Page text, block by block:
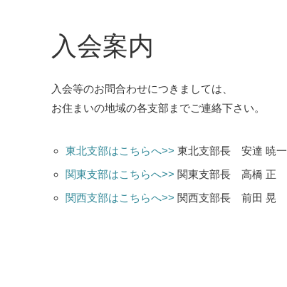
入会案内
入会等のお問合わせにつきましては、
お住まいの地域の各支部までご連絡下さい。
東北支部はこちらへ>> 東北支部長 安達 暁一
関東支部はこちらへ>> 関東支部長 高橋 正
関西支部はこちらへ>> 関西支部長 前田 晃